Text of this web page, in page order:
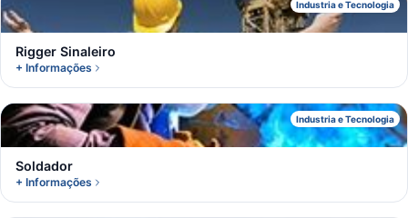
Industria e Tecnologia
Rigger Sinaleiro
+ Informações
Industria e Tecnologia
S
Soldador
+ Informações